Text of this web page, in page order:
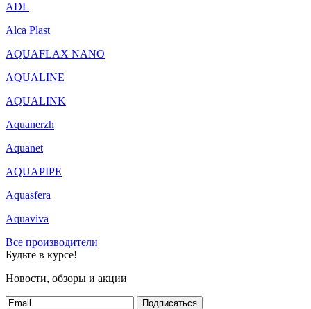
ADL
Alca Plast
AQUAFLAX NANO
AQUALINE
AQUALINK
Aquanerzh
Aquanet
AQUAPIPE
Aquasfera
Aquaviva
Все производители
Будьте в курсе!
Новости, обзоры и акции
Подписаться